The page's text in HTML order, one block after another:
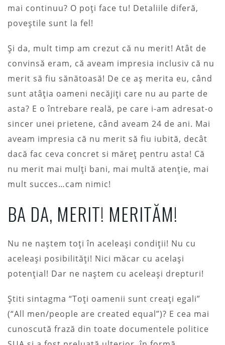
mai continuu? O poți face tu! Detaliile diferă,
poveștile sunt la fel!
Și da, mult timp am crezut că nu merit! Atât de
convinsă eram, că aveam impresia inclusiv că nu
merit să fiu sănătoasă! De ce aș merita eu, când
sunt atâția oameni necăjiți care nu au parte de
asta? E o întrebare reală, pe care i-am adresat-o
sincer unei prietene, când aveam 24 de ani. Mai
aveam impresia că nu merit să fiu iubită, decât
dacă fac ceva concret si măreț pentru asta! Că
nu merit mai mulți bani, mai multă atenție, mai
mult succes…cam nimic!
BA DA, MERIT! MERITĂM!
Nu ne naștem toți în aceleași condiții! Nu cu
aceleași posibilități! Nici măcar cu același
potențial! Dar ne naștem cu aceleași drepturi!
Știti sintagma “Toți oamenii sunt creați egali”
(“All men/people are created equal”)? E cea mai
cunoscută frază din toate documentele politice